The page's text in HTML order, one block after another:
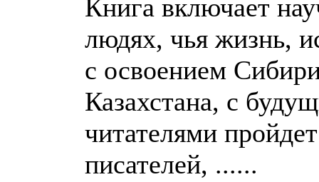
Книга включает
людях, чья жизнь,
с освоением
Казахстана, с
читателями
писателей, ......